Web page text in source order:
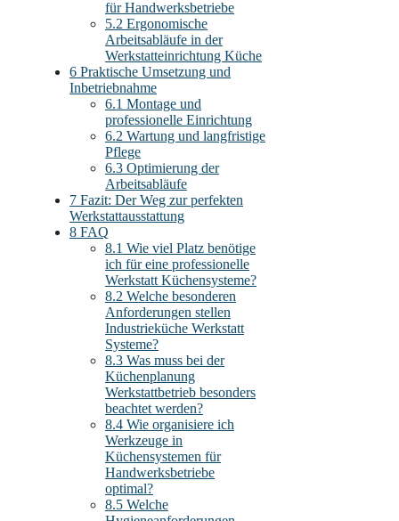
für Handwerksbetriebe
5.2 Ergonomische
Arbeitsabläufe in der
Werkstatteinrichtung Küche
6 Praktische Umsetzung und
Inbetriebnahme
6.1 Montage und
professionelle Einrichtung
6.2 Wartung und langfristige
Pflege
6.3 Optimierung der
Arbeitsabläufe
7 Fazit: Der Weg zur perfekten
Werkstattausstattung
8 FAQ
8.1 Wie viel Platz benötige
ich für eine professionelle
Werkstatt Küchensysteme?
8.2 Welche besonderen
Anforderungen stellen
Industrieküche Werkstatt
Systeme?
8.3 Was muss bei der
Küchenplanung
Werkstattbetrieb besonders
beachtet werden?
8.4 Wie organisiere ich
Werkzeuge in
Küchensystemen für
Handwerksbetriebe
optimal?
8.5 Welche